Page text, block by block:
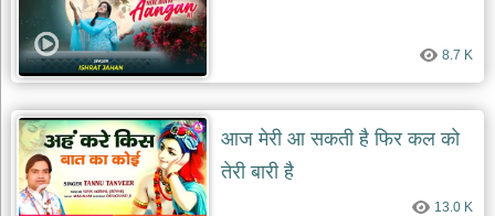
bhajans
गुरुदेव
भजन
bhajans
विविध
भजन
miscellaneous
bhajans
8.7 K
आज मेरी आ सकती है फिर कल को
तेरी बारी है
13.0 K